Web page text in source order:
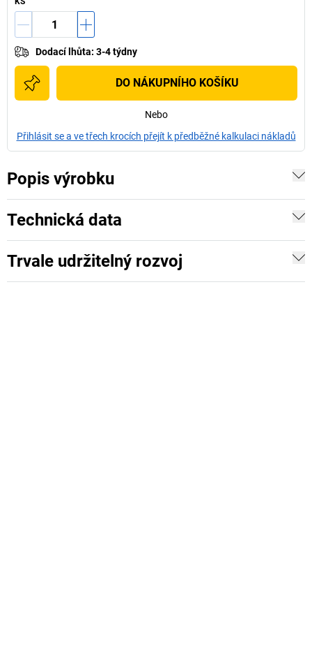
Dodací lhůta: 3-4 týdny
DO NÁKUPNÍHO KOŠÍKU
Nebo
Přihlásit se a ve třech krocích přejít k předběžné kalkulaci nákladů
Popis výrobku
Technická data
Trvale udržitelný rozvoj